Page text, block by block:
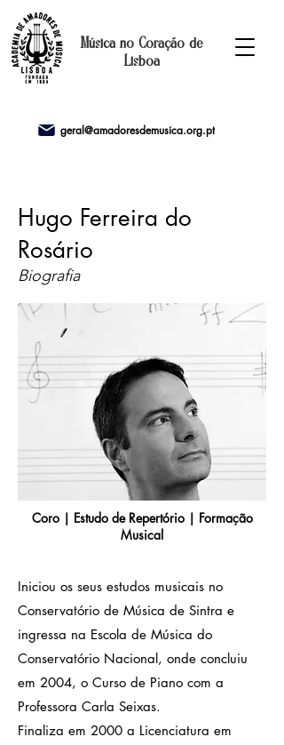
Música no Coração de
Lisboa
geral@amadoresdemusica.org.pt
Hugo Ferreira do
Rosário
Biografia
Coro | Estudo de Repertório | Formação
Musical
Iniciou os seus estudos musicais no
Conservatório de Música de Sintra e
ingressa na Escola de Música do
Conservatório Nacional, onde concluiu
em 2004, o Curso de Piano com a
Professora Carla Seixas.
Finaliza em 2000 a Licenciatura em